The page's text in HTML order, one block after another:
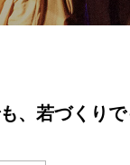
、若づくり